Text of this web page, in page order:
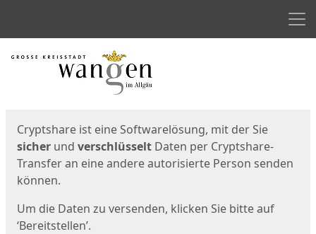
Start
Cryptshare ist eine Softwarelösung, mit der Sie
sicher und verschlüsselt Daten per Cryptshare-
Transfer an eine andere autorisierte Person senden
können.
Um die Daten zu versenden, klicken Sie bitte auf
‘Bereitstellen’.